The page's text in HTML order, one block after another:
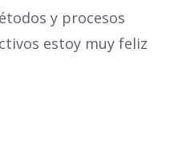
y procesos
estoy muy feliz